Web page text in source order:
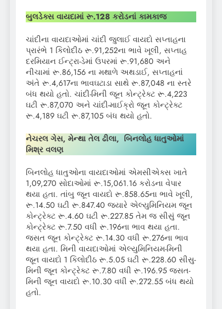
બુલડેક્સ વાયદામાં રૂ.128 કરોડનાં કામકાજ
ચાંદીના વાયદાઓમાં ચાંદી જુલાઈ વાયદો સપ્તાહના
પ્રારંભે 1 કિલોદીઠ રૂ.91,252ના ભાવે ખૂલી, સપ્તાહ
દરમિયાન ઈન્ટ્રા-ડેમાં ઉપરમાં રૂ.91,680 અને
નીચામાં રૂ.86,156 ના મથાળે અથડાઈ, સપ્તાહનાં
અંતે રૂ.4,617ના ભાવઘટાડા સાથે રૂ.87,048 ના સ્તરે
બંધ થયો હતો. ચાંદી-મિની જૂન કોન્ટ્રેક્ટ રૂ.4,223
ઘટી રૂ.87,070 અને ચાંદી-માઈક્રો જૂન કોન્ટ્રેક્ટ
રૂ.4,189 ઘટી રૂ.87,105 બંધ થયો હતો.
નેચરલ ગેસ, મેન્થા તેલ ઢીલા, બિનલોહ ધાતુઓમાં
મિશ્ર વલણ
બિનલોહ ધાતુઓના વાયદાઓમાં એમસીએક્સ ખાતે
1,09,270 સોદાઓમાં રૂ.15,061.16 કરોડના વેપાર
થયા હતા. તાંબુ જૂન વાયદો રૂ.858.65ના ભાવે ખૂલી,
રૂ.14.50 ઘટી રૂ.847.40 જ્યારે એલ્યુમિનિયમ જૂન
કોન્ટ્રેક્ટ રૂ.4.60 ઘટી રૂ.227.85 તેમ જ સીસું જૂન
કોન્ટ્રેક્ટ રૂ.7.50 વધી રૂ.196ના ભાવ થયા હતા.
જસત જૂન કોન્ટ્રેક્ટ રૂ.14.30 વધી રૂ.276ના ભાવ
થયા હતા. મિની વાયદાઓમાં એલ્યુમિનિયમ-મિની
જૂન વાયદો 1 કિલોદીઠ રૂ.5.05 ઘટી રૂ.228.60 સીસુ-
મિની જૂન કોન્ટ્રેક્ટ રૂ.7.80 વધી રૂ.196.95 જસત-
મિની જૂન વાયદો રૂ.10.30 વધી રૂ.272.55 બંધ થયો
હતો.